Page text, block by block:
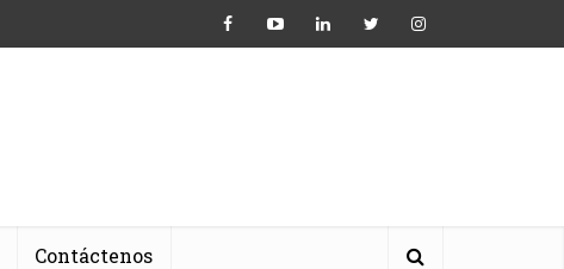
Contáctenos